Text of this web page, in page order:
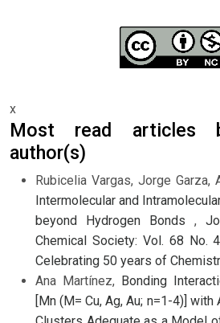
x
Most read articles
author(s)
Rubicelia Vargas, Jorge Garza,
Intermolecular and
beyond Hydrogen Bonds ,
Chemical Society: Vol. 68 No.
Celebrating 50 years of
Ana Martínez, Bonding
[Mn (M= Cu, Ag, Au; n=1-4)]